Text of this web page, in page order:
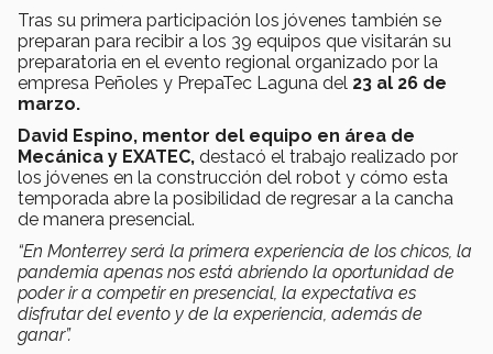
Tras su primera participación los jóvenes también se
preparan para recibir a los 39 equipos que visitarán su
preparatoria en el evento regional organizado por la
empresa Peñoles y PrepaTec Laguna del 23 al 26 de
marzo.
David Espino, mentor del equipo en área de
Mecánica y EXATEC, destacó el trabajo realizado por
los jóvenes en la construcción del robot y cómo esta
temporada abre la posibilidad de regresar a la cancha
de manera presencial.
“En Monterrey será la primera experiencia de los chicos, la
pandemia apenas nos está abriendo la oportunidad de
poder ir a competir en presencial, la expectativa es
disfrutar del evento y de la experiencia, además de
ganar”.